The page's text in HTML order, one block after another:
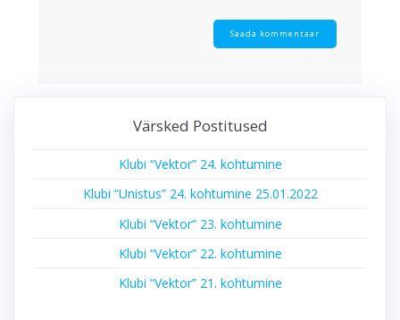
Värsked Postitused
Klubi “Vektor” 24. kohtumine
Klubi “Unistus” 24. kohtumine 25.01.2022
Klubi “Vektor” 23. kohtumine
Klubi “Vektor” 22. kohtumine
Klubi “Vektor” 21. kohtumine